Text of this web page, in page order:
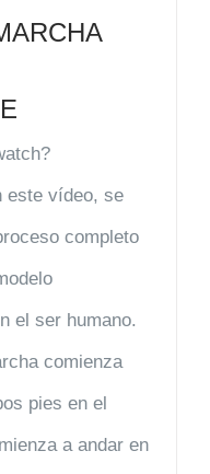
este vídeo, se
completo
el ser humano.
comienza
pies en el
a andar en